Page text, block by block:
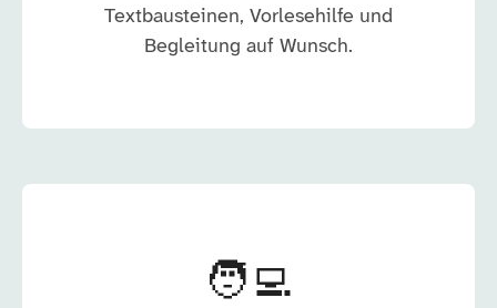
Textbausteinen, Vorlesehilfe und
Begleitung auf Wunsch.
🧑‍💻